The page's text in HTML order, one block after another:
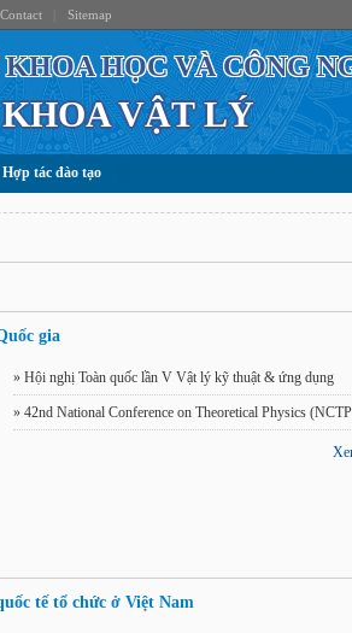
Contact| Sitemap
HỌC VÀ CÔNG
KHOA VẬT LÝ
Hợp tác đào tạo
gia
»Hội nghị Toàn quốc lần V Vật lý kỹ thuật & ứng dụng
»42nd National Conference on Theoretical Physics
tế tổ chức ở Việt Nam